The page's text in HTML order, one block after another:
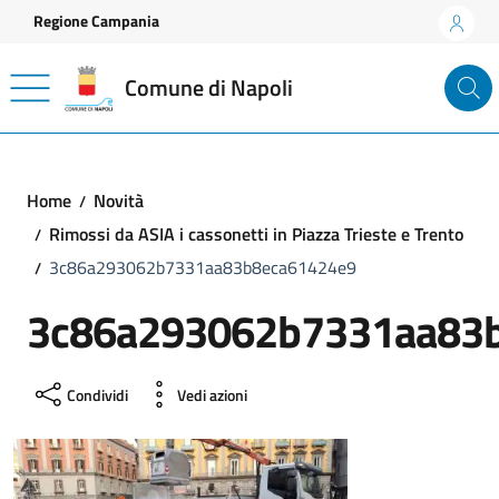
Vai ai contenuti
Vai al footer
Regione Campania
Comune di Napoli
Home
Novità
Rimossi da ASIA i cassonetti in Piazza Trieste e Trento
3c86a293062b7331aa83b8eca61424e9
Condividi Vedi azioni